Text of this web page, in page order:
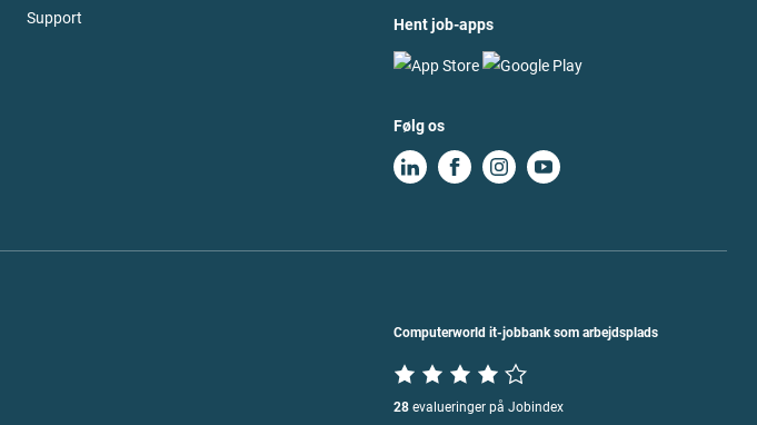
Support
Hent job-apps
Følg os
Computerworld it-jobbank som arbejdsplads
28 evalueringer på Jobindex